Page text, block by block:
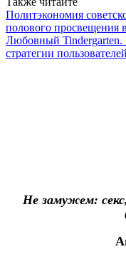
Политэкономия
полового
Любовный Tindergarten.
стратегии
Не замужем: